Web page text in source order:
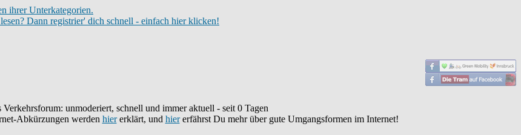
ihrer Unterkategorien.
lesen? Dann registrier' dich schnell - einfach hier klicken!
Verkehrsforum: unmoderiert, schnell und immer aktuell - seit 0 Tagen
Abkürzungen werden hiererklärt, und hiererfährst Du mehr über gute Umgangsformen im Internet!